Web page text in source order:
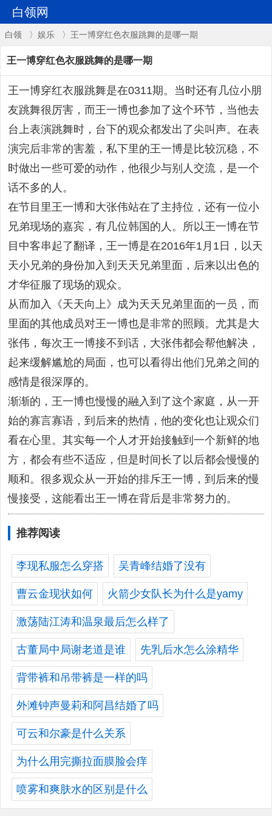
白领网
白领 〉 娱乐 〉王一博穿红色衣服跳舞的是哪一期
王一博穿红色衣服跳舞的是哪一期
王一博穿红衣服跳舞是在0311期。当时还有几位小朋
友跳舞很厉害，而王一博也参加了这个环节，当他去
台上表演跳舞时，台下的观众都发出了尖叫声。在表
演完后非常的害羞，私下里的王一博是比较沉稳，不
时做出一些可爱的动作，他很少与别人交流，是一个
话不多的人。
在节目里王一博和大张伟站在了主持位，还有一位小
兄弟现场的嘉宾，有几位韩国的人。所以王一博在节
目中客串起了翻译，王一博是在2016年1月1日，以天
天小兄弟的身份加入到天天兄弟里面，后来以出色的
才华征服了现场的观众。
从而加入《天天向上》成为天天兄弟里面的一员，而
里面的其他成员对王一博也是非常的照顾。尤其是大
张伟，每次王一博接不到话，大张伟都会帮他解决，
起来缓解尴尬的局面，也可以看得出他们兄弟之间的
感情是很深厚的。
渐渐的，王一博也慢慢的融入到了这个家庭，从一开
始的寡言寡语，到后来的热情，他的变化也让观众们
看在心里。其实每一个人才开始接触到一个新鲜的地
方，都会有些不适应，但是时间长了以后都会慢慢的
顺和。很多观众从一开始的排斥王一博，到后来的慢
慢接受，这能看出王一博在背后是非常努力的。
推荐阅读
李现私服怎么穿搭 吴青峰结婚了没有
曹云金现状如何 火箭少女队长为什么是yamy
激荡陆江涛和温泉最后怎么样了
古董局中局谢老道是谁 先乳后水怎么涂精华
背带裤和吊带裤是一样的吗
外滩钟声曼莉和阿昌结婚了吗
可云和尔豪是什么关系
为什么用完撕拉面膜脸会痒
喷雾和爽肤水的区别是什么